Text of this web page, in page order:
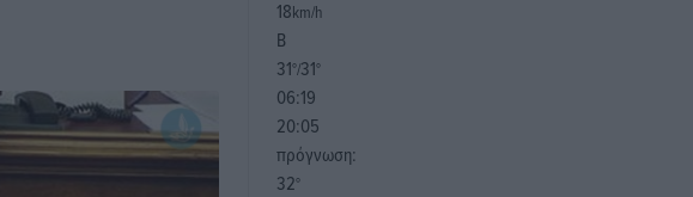
18km/h
Β
31°/31°
06:19
20:05
πρόγνωση:
32°